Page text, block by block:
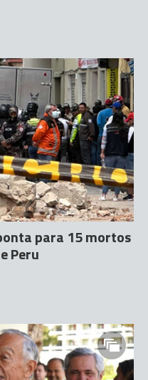
para 15 mortos
Peru